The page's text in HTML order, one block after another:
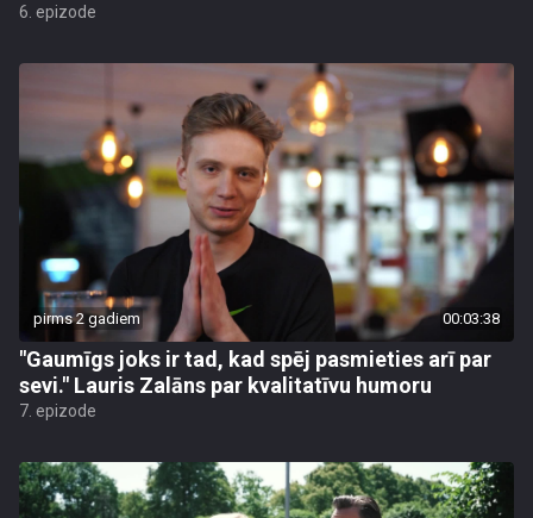
6. epizode
pirms 2 gadiem 00:03:38
"Gaumīgs joks ir tad, kad spēj pasmieties arī par
sevi." Lauris Zalāns par kvalitatīvu humoru
7. epizode